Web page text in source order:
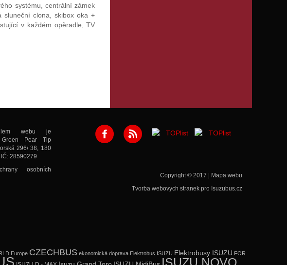
systému, centrální zámek
sluneční clona, skibox oka +
v každém opěradle, TV
webu je
Green Pear Tip
296/ 38, 180
28590279
osobních
Copyright © 2017 |
Mapa webu
Tvorba webovych stranek pro Isuzubus.cz
Europe CZECHBUS ekonomická doprava Elektrobus ISUZU Elektrobusy ISUZU FOR
ISUZU NOVO